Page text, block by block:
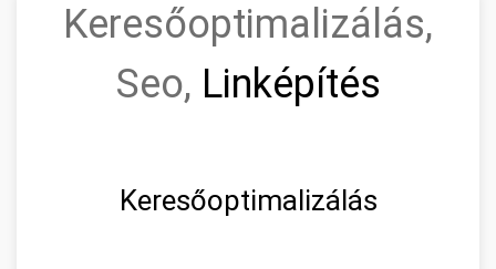
Keresőoptimalizálás,
Seo, Linképítés
Keresőoptimalizálás